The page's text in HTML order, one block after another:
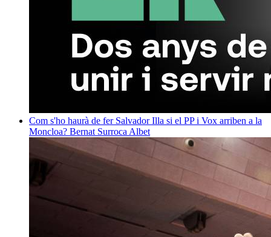
Com s'ho haurà de fer Salvador Illa si el PP i Vox arriben a la
Moncloa? Bernat Surroca Albet